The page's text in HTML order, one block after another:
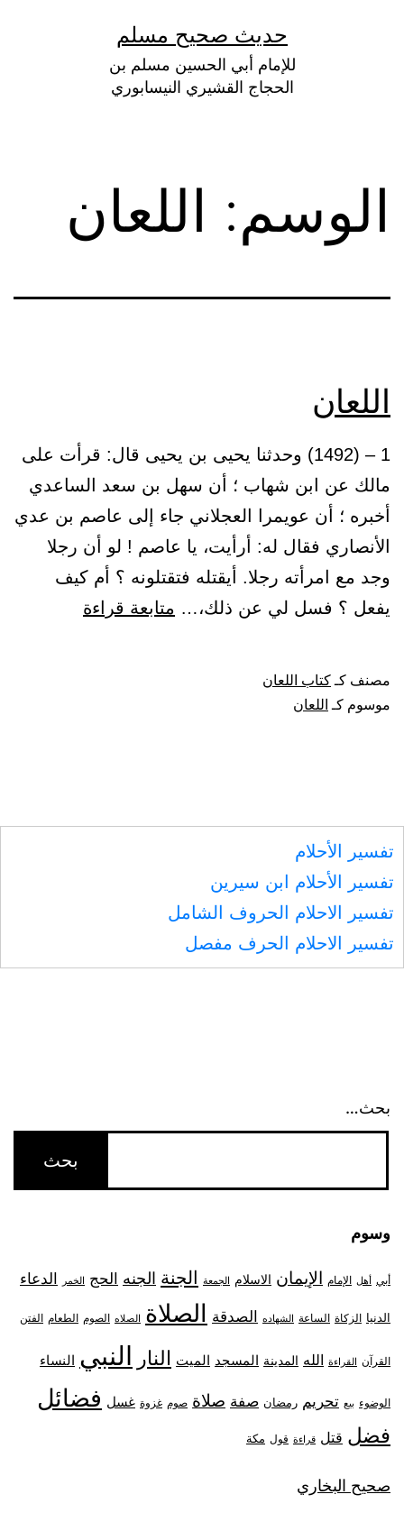
حديث صحيح مسلم
للإمام أبي الحسين مسلم بن
الحجاج القشيري النيسابوري
الوسم: اللعان
اللعان
1 – (1492) وحدثنا يحيى بن يحيى قال: قرأت على
مالك عن ابن شهاب ؛ أن سهل بن سعد الساعدي
أخبره ؛ أن عويمرا العجلاني جاء إلى عاصم بن عدي
الأنصاري فقال له: أرأيت، يا عاصم ! لو أن رجلا
وجد مع امرأته رجلا. أيقتله فتقتلونه ؟ أم كيف
يفعل ؟ فسل لي عن ذلك،… متابعة قراءة
مصنف كـكتاب اللعان
موسوم كـ اللعان
تفسير الأحلام
تفسير الأحلام ابن سيرين
تفسير الاحلام الحروف الشامل
تفسير الاحلام الحرف مفصل
بحث…
وسوم
أبي أهل الإمام الإيمان الاسلام الجمعة الجنة الجنه الحج الخمر الدعاء
الدنيا الزكاة الساعة الشهاده الصدقة الصلاة الصلاه الصوم الطعام الفتن
القرآن القراءة الله المدينة المسجد الميت النار النبي النساء
الوضوء بيع تحريم رمضان صفة صلاة صوم غزوة غسل فضائل
فضل قتل قراءة قول مكة
صحيح البخاري